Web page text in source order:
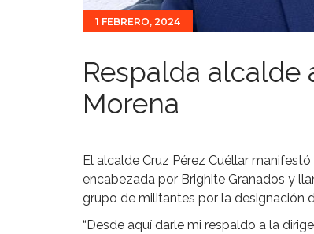
1 FEBRERO, 2024
Respalda alcalde
Morena
El alcalde Cruz Pérez Cuéllar
encabezada por Brighite Granados y
grupo de militantes por la designación
“Desde aquí darle mi respaldo a la